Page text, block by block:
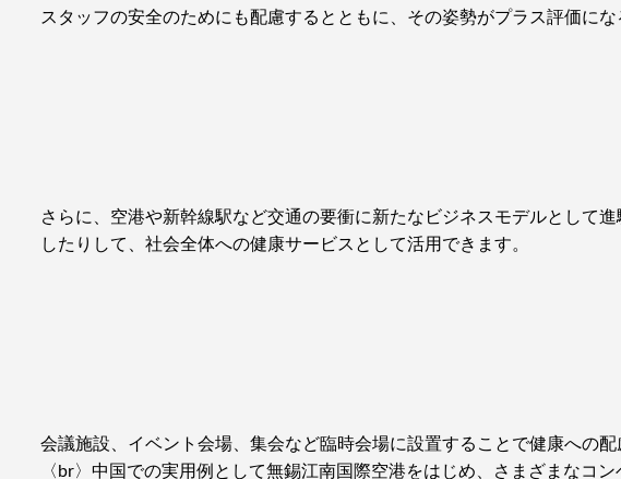
スタッフの安全のためにも配慮するとともに、その姿勢がプラス評価にな
さらに、空港や新幹線駅など交通の要衝に新たなビジネスモデルとして
したりして、社会全体への健康サービスとして活用できます。
会議施設、イベント会場、集会など臨時会場に設置することで健康への
〈br〉中国での実用例として無錫江南国際空港をはじめ、さまざまなコ